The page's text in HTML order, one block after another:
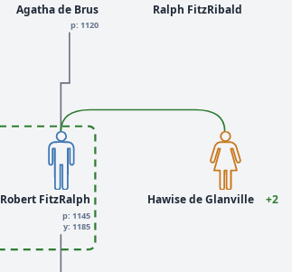
Agatha de Brus
р: 1120
Hawise de Glanville +2
Ralph FitzRibald
Robert FitzRalph
р: 1145
у: 1185